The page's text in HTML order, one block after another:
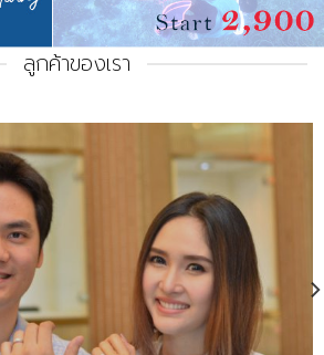
ลูกค้าของเรา